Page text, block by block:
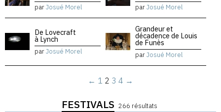
parJosué Morel parJosué Morel
De Lovecraft
à Lynch
parJosué Morel
Grandeur et
décadence de Louis
de Funès
parJosué Morel
← 1 2 3 4 →
FESTIVALS 266 résultats